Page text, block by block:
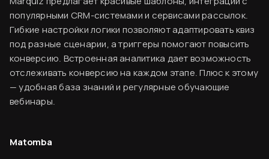
популярными CRM-системами и сервисами рассылок.
Гибкие настройки логики позволяют адаптировать квиз
под разные сценарии, а триггеры помогают повысить
конверсию. Встроенная аналитика дает возможность
отслеживать конверсию на каждом этапе. Плюс к этому
— удобная база знаний и регулярные обучающие
вебинары.
Matomba